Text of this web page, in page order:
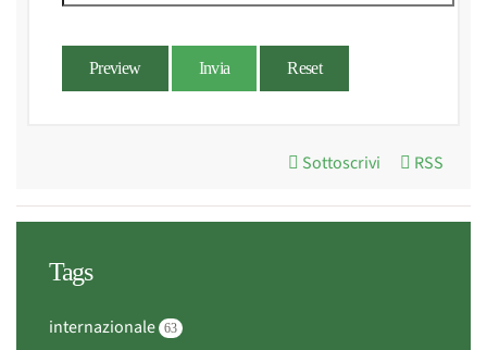
Preview Invia Reset
Sottoscrivi RSS
Tags
internazionale 63